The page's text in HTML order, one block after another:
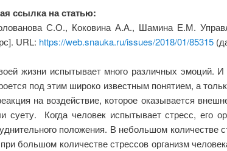
ссылка на статью:
С.О., Коковина А.А., Шамина Е.М.
URL: https://web.snauka.ru/issues/2018/01/85315
жизни испытывает много различных эмоций.
под этим широко известным понятием, а
на воздействие, которое оказывается
суету. Когда человек испытывает стресс, его
положения. В небольшом
большом количестве стрессов организм